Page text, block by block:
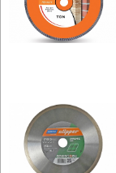
OBRÓBKA
METALU
RĘCZNE
NARZĘDZIA